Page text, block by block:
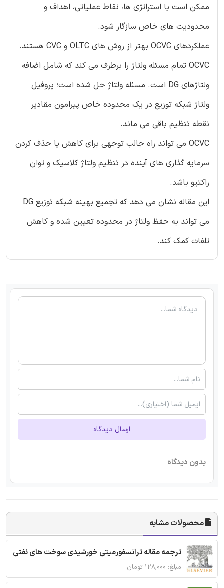
ممکن است با استراتژی ها، نقاط عملیاتی، اهداف و
محدودیت های خاص سازگار شود.
عملکردهای OCVC بهتر از روش های OLTC و CVC هستند.
OCVC تمام مسئله ولتاژ را برطرف می کند که شامل اضافه
ولتاژهای DG است. مسئله ولتاژ حل شده است؛ پروفیل
ولتاژ شبکه توزیع در یک محدوده خاص پیرامون مقادیر
نقطه تنظیم باقی می ماند.
OCVC می تواند راه جالب توجهی برای کاهش یا حذف کردن
سرمایه گذاری های آینده در تنظیم ولتاژ کلاسیک و توان
راکتیو باشد.
این مقاله نشان می دهد که تجمیع بهینه شبکه توزیع DG
می تواند به حفظ ولتاژ در محدوده تعیین شده و کاهش
تلفات کمک کند.
ارسال دیدگاه
بدون دیدگاه
محصولات مشابه
ترجمه مقاله ترانسفورمیتی خورشیدی سوخت های نفتی
مبلغ: ۱۲۸,۰۰۰ تومان